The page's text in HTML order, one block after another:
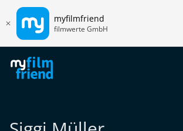
myfilmfriend
filmwerte GmbH